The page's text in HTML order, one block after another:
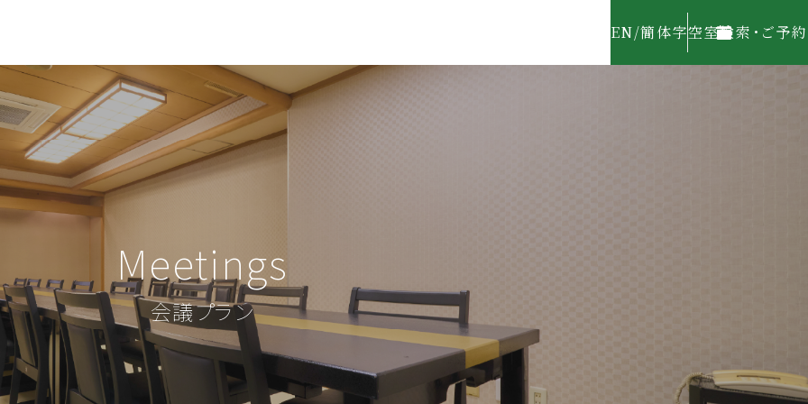
EN/簡体字空室検索･ご予約
Meetings
会議プラン